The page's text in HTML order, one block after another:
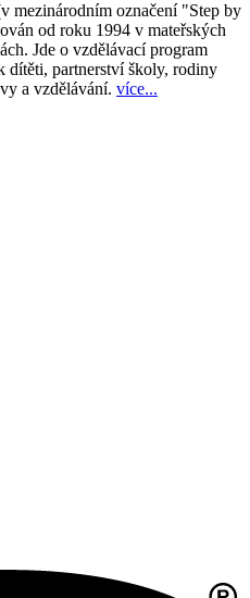
mezinárodním označení "Step by
od roku 1994 v mateřských
Jde o vzdělávací program
partnerství školy, rodiny
a vzdělávání. více...